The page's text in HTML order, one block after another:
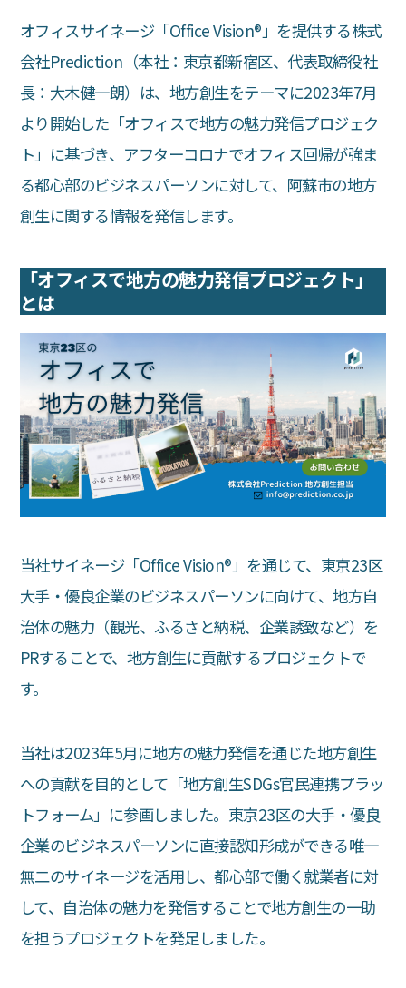
オフィスサイネージ「Office Vision®︎」を提供する株式
会社Prediction（本社：東京都新宿区、代表取締役社
長：大木健一朗）は、地方創生をテーマに2023年7月
より開始した「オフィスで地方の魅力発信プロジェク
ト」に基づき、アフターコロナでオフィス回帰が強ま
る都心部のビジネスパーソンに対して、阿蘇市の地方
創生に関する情報を発信します。
「オフィスで地方の魅力発信プロジェクト」
とは
当社サイネージ「Office Vision®︎」を通じて、東京23区
大手・優良企業のビジネスパーソンに向けて、地方自
治体の魅力（観光、ふるさと納税、企業誘致など）を
PRすることで、地方創生に貢献するプロジェクトで
す。
当社は2023年5月に地方の魅力発信を通じた地方創生
への貢献を目的として「地方創生SDGs官民連携プラッ
トフォーム」に参画しました。東京23区の大手・優良
企業のビジネスパーソンに直接認知形成ができる唯一
無二のサイネージを活用し、都心部で働く就業者に対
して、自治体の魅力を発信することで地方創生の一助
を担うプロジェクトを発足しました。